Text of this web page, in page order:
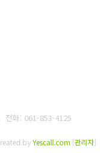
전화: 061-853-4125
byYescall.com [관리자]